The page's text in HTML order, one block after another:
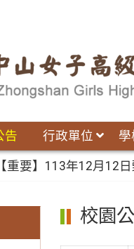
告 行政單位
【重要】113年12月12
校園